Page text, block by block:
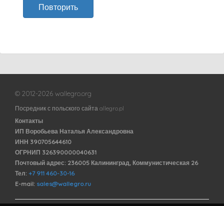
Повторить
© 2012-2026 wallegro.org
Посредник с польского сайта allegro.pl
Контакты
ИП Воробьева Наталья Александровна
ИНН 390705644610
ОГРНИП 326390000040631
Почтовый адрес: 236005 Калининград, Коммунистическая 26
Тел: +7 911 460-30-16
E-mail: sales@wallegro.ru